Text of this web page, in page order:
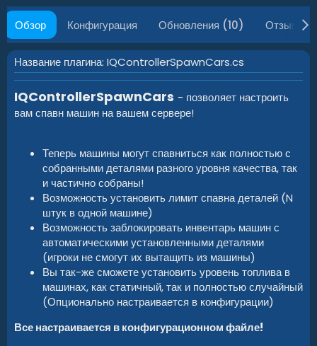
т
о
р
т
а
с
о
з
д
а
н
и
г
и
Обзор Конфигурация Обновления (10) Отзывы
Название плагина: IQControllerSpawnCars.cs
IQControllerSpawnCars - позволяет настроить
вам спавн машин на вашем сервере!
Теперь машины могут спавниться как полностью с
собранными деталями разного уровня качества, так
и частично собраны!
Возможность установить лимит спавна деталей (N
штук в одной машине)
Возможность заблокировать инвентарь машин с
автоматическими установленными деталями
(игроки не смогут их вытащить из машины)
Вы так-же сможете установить уровень топлива в
машинах, как статичный, так и полностью случайный
(Опционально настраивается в конфигурации)
Все настраивается в конфигурационном файле!